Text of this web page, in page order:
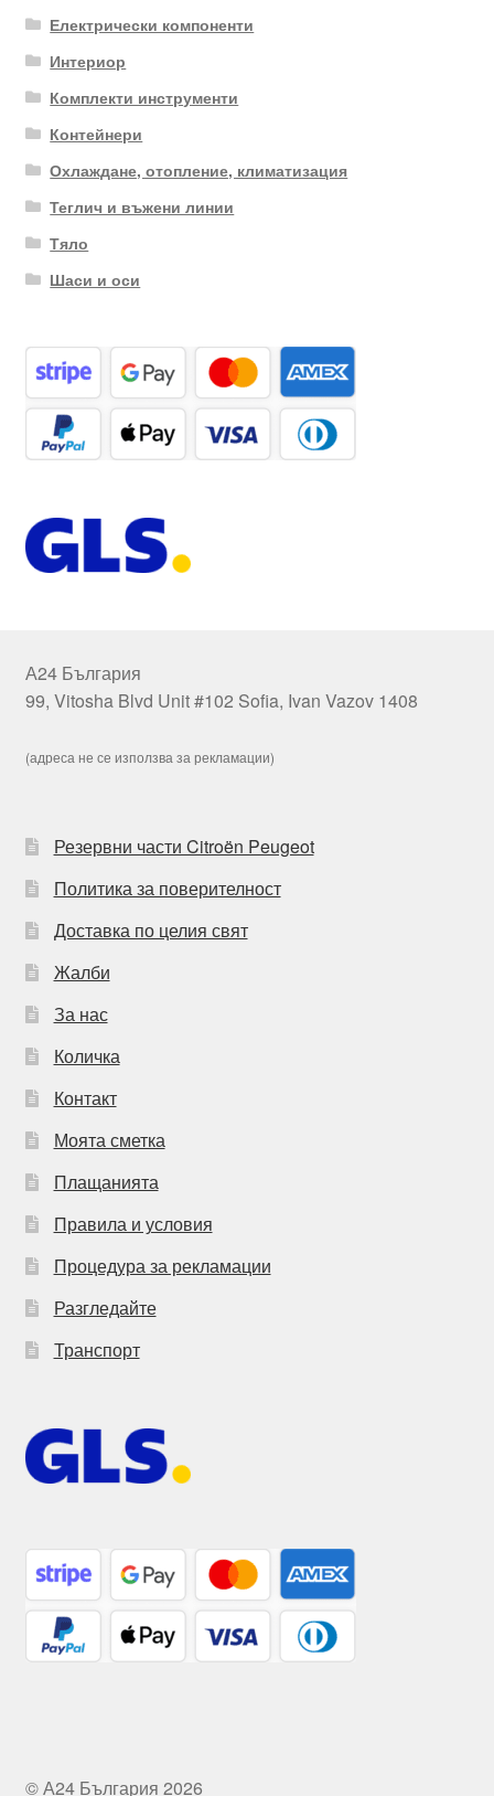
Електрически компоненти
Интериор
Комплекти инструменти
Контейнери
Охлаждане, отопление, климатизация
Теглич и въжени линии
Тяло
Шаси и оси
А24 България
99, Vitosha Blvd Unit #102 Sofia, Ivan Vazov 1408
(адреса не се използва за рекламации)
Резервни части Citroën Peugeot
Политика за поверителност
Доставка по целия свят
Жалби
За нас
Количка
Контакт
Моята сметка
Плащанията
Правила и условия
Процедура за рекламации
Разгледайте
Транспорт
© А24 България 2026